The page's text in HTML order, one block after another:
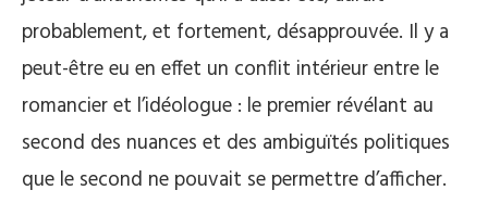
probablement, et fortement, désapprouvée. Il y a
peut-être eu en effet un conflit intérieur entre le
romancier et l’idéologue : le premier révélant au
second des nuances et des ambiguïtés politiques
que le second ne pouvait se permettre d’afficher.